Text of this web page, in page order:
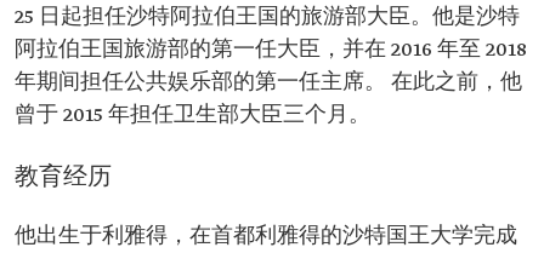
名称艾哈迈德·哈
提卜。
出生时间：1965 年。
出生地点：利雅得市。
现任职位：旅游部大臣。
任命时间：2020 年 2 月 25 日。
学历：
25 日起担任沙特阿拉伯王国的旅游部大臣。他是沙特
阿拉伯王国旅游部的第一任大臣，并在 2016 年至 2018
年期间担任公共娱乐部的第一任主席。 在此之前，他
曾于 2015 年担任卫生部大臣三个月。
教育经历
他出生于利雅得，在首都利雅得的沙特国王大学完成